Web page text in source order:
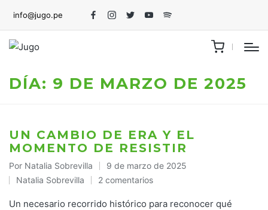
info@jugo.pe
FacebookInstagram
TwitterYoutubeSpotify
DÍA: 9 DE MARZO DE 2025
UN CAMBIO DE ERA Y EL
MOMENTO DE RESISTIR
Publicado
por
Por Natalia Sobrevilla 9 de marzo de 2025
Publicado
en
Natalia Sobrevilla 2 comentarios
Un necesario recorrido histórico para reconocer qué